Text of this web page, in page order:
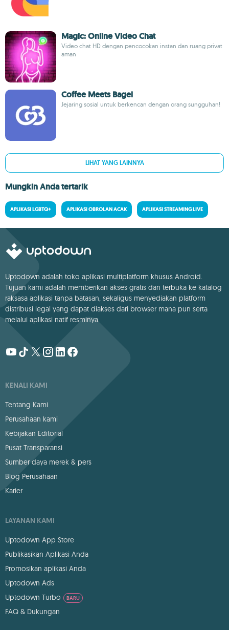
Magic: Online Video Chat
Video chat HD dengan pencocokan instan dan ruang privat
aman
Coffee Meets Bagel
Jejaring sosial untuk berkencan dengan orang sungguhan!
LIHAT YANG LAINNYA
Mungkin Anda tertarik
APLIKASI LGBTQ+ APLIKASI OBROLAN ACAK APLIKASI STREAMING LIVE
Uptodown adalah toko aplikasi multiplatform khusus Android.
Tujuan kami adalah memberikan akses gratis dan terbuka ke katalog
raksasa aplikasi tanpa batasan, sekaligus menyediakan platform
distribusi legal yang dapat diakses dari browser mana pun serta
melalui aplikasi natif resminya.
KENALI KAMI
Tentang Kami
Perusahaan kami
Kebijakan Editorial
Pusat Transparansi
Sumber daya merek & pers
Blog Perusahaan
Karier
LAYANAN KAMI
Uptodown App Store
Publikasikan Aplikasi Anda
Promosikan aplikasi Anda
Uptodown Ads
Uptodown Turbo
BARU
FAQ & Dukungan